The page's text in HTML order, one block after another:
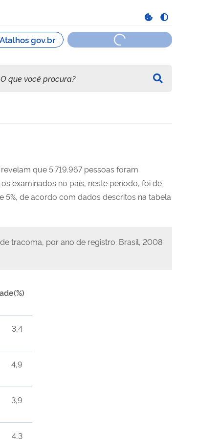
que 5.719.967 pessoas foram
examinados no país, neste período, foi de
5%, de acordo com dados descritos na tabela
tracoma, por ano de registro. Brasil, 2008
3,4
4,9
3,9
4,3